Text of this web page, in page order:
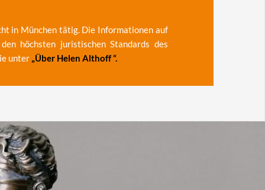
in München tätig. Die Informationen auf
höchsten juristischen Standards des
unter „Über Helen Althoff“.